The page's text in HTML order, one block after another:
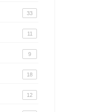
33
11
9
18
12